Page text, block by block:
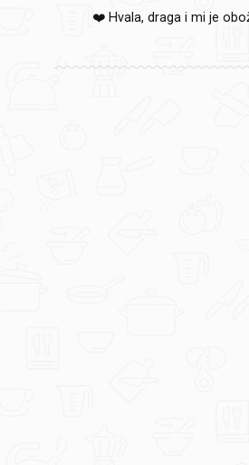
❤️ Hvala, draga i mi je